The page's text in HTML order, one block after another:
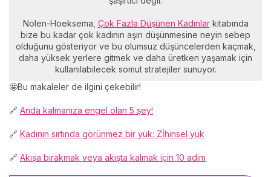
Nolen-Hoeksema, Çok Fazla Düşünen Kadınlarkitabında
bize bu kadar çok kadının aşırı düşünmesine neyin sebep
olduğunu gösteriyor ve bu olumsuz düşüncelerden kaçmak,
daha yüksek yerlere gitmek ve daha üretken yaşamak için
kullanılabilecek somut stratejiler sunuyor.
🤩Bu makaleler de ilgini çekebilir!
🔗 Anda kalmanıza engel olan 5 şey!
🔗 Kadının sırtında görünmez bir yük: Zİhinsel yük
🔗 Akışa bırakmak veya akışta kalmak için 10 adım